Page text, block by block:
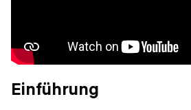
Einführung